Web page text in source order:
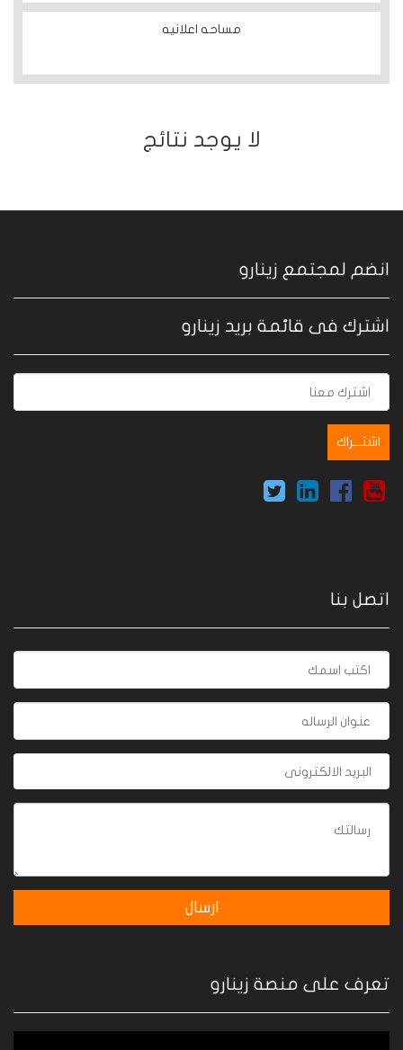
مساحه اعلانيه
ﻻ يوجد نتائج
انضم لمجتمع زينارو
اشترك فى قائمة بريد زينارو
اتصل بنا
تعرف على منصة زينارو